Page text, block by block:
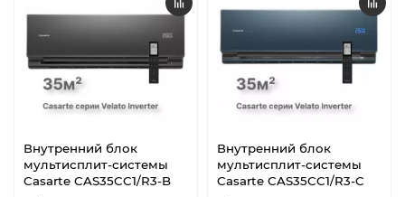
Внутренний блок
мультисплит-системы
Casarte CAS35CC1/R3-B
Внутренний блок
мультисплит-системы
Casarte CAS35CC1/R3-C